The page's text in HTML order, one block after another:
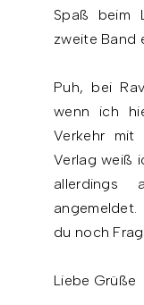
Spaß beim
zweite Band
Puh, bei
wenn ich
Verkehr mit
Verlag weiß
allerdings
du noch
Liebe Grüße